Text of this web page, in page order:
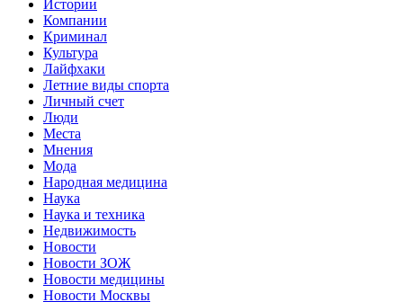
Истории
Компании
Криминал
Культура
Лайфхаки
Летние виды спорта
Личный счет
Люди
Места
Мнения
Мода
Народная медицина
Наука
Наука и техника
Недвижимость
Новости
Новости ЗОЖ
Новости медицины
Новости Москвы